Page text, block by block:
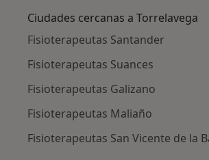
Ciudades cercanas a Torrelavega
Fisioterapeutas Santander
Fisioterapeutas Suances
Fisioterapeutas Galizano
Fisioterapeutas Maliaño
Fisioterapeutas San Vicente de la